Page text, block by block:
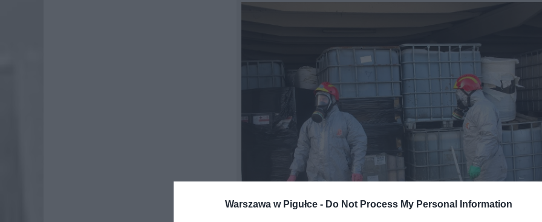
Warszawa w Pigułce - Do Not Process My Personal Information